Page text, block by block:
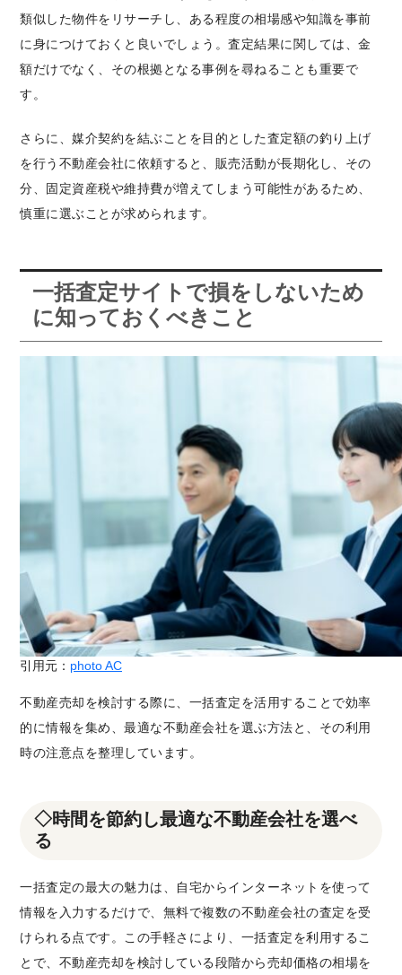
類似した物件をリサーチし、ある程度の相場感や知識を事前
に身につけておくと良いでしょう。査定結果に関しては、金
額だけでなく、その根拠となる事例を尋ねることも重要で
す。
さらに、媒介契約を結ぶことを目的とした査定額の釣り上げ
を行う不動産会社に依頼すると、販売活動が長期化し、その
分、固定資産税や維持費が増えてしまう可能性があるため、
慎重に選ぶことが求められます。
一括査定サイトで損をしないため
に知っておくべきこと
引用元： photo AC
不動産売却を検討する際に、一括査定を活用することで効率
的に情報を集め、最適な不動産会社を選ぶ方法と、その利用
時の注意点を整理しています。
◇時間を節約し最適な不動産会社を選べ
る
一括査定の最大の魅力は、自宅からインターネットを使って
情報を入力するだけで、無料で複数の不動産会社の査定を受
けられる点です。この手軽さにより、一括査定を利用するこ
とで、不動産売却を検討している段階から売却価格の相場を